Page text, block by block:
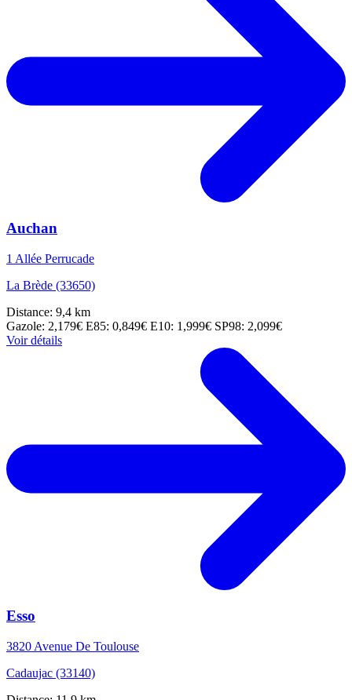
Auchan
1 Allée Perrucade
La Brède (33650)
Distance: 9,4 km
Gazole: 2,179€ E85: 0,849€ E10: 1,999€ SP98: 2,099€
Voir détails
Esso
3820 Avenue De Toulouse
Cadaujac (33140)